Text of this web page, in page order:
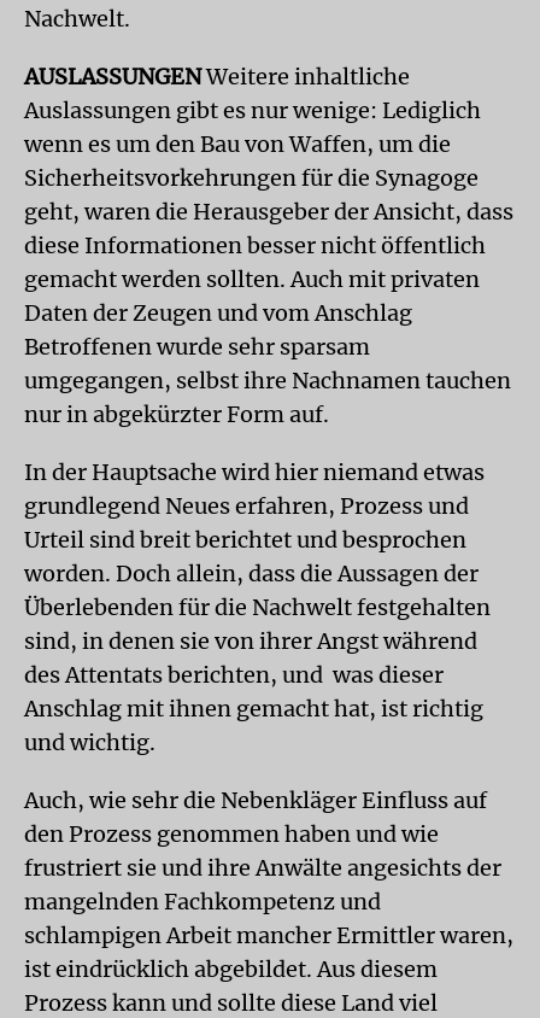
Nachwelt.
AUSLASSUNGENWeitere inhaltliche
Auslassungen gibt es nur wenige: Lediglich
wenn es um den Bau von Waffen, um die
Sicherheitsvorkehrungen für die Synagoge
geht, waren die Herausgeber der Ansicht, dass
diese Informationen besser nicht öffentlich
gemacht werden sollten. Auch mit privaten
Daten der Zeugen und vom Anschlag
Betroffenen wurde sehr sparsam
umgegangen, selbst ihre Nachnamen tauchen
nur in abgekürzter Form auf.
In der Hauptsache wird hier niemand etwas
grundlegend Neues erfahren, Prozess und
Urteil sind breit berichtet und besprochen
worden. Doch allein, dass die Aussagen der
Überlebenden für die Nachwelt festgehalten
sind, in denen sie von ihrer Angst während
des Attentats berichten, und was dieser
Anschlag mit ihnen gemacht hat, ist richtig
und wichtig.
Auch, wie sehr die Nebenkläger Einfluss auf
den Prozess genommen haben und wie
frustriert sie und ihre Anwälte angesichts der
mangelnden Fachkompetenz und
schlampigen Arbeit mancher Ermittler waren,
ist eindrücklich abgebildet. Aus diesem
Prozess kann und sollte diese Land viel